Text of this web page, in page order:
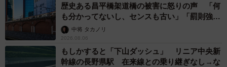
歴史ある昌平橋架道橋の被害に怒りの声 「何
も分かってないし、センスも古い」「罰則強化
して」中将 タカノリ
2026.08.06
もしかすると「下山ダッシュ」 リニア中央新
幹線の長野県駅 在来線との乗り継ぎなし→な